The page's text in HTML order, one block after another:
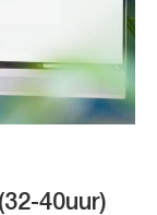
40uur)